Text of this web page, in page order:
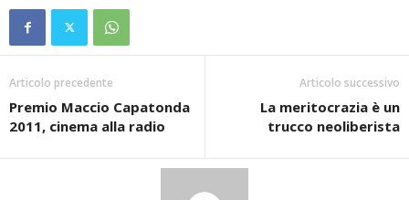
Articolo precedente
Premio Maccio Capatonda
2011, cinema alla radio
Articolo successivo
La meritocrazia è un
trucco neoliberista